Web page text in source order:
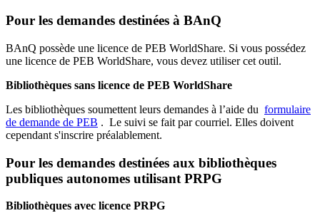
Pour les demandes destinées à BAnQ
BAnQ possède une licence de PEB WorldShare. Si vous possédez
une licence de PEB WorldShare, vous devez utiliser cet outil.
Bibliothèques sans licence de PEB WorldShare
Les bibliothèques soumettent leurs demandes à l’aide du formulaire
de demande de PEB . Le suivi se fait par courriel. Elles doivent
cependant s'inscrire préalablement.
Pour les demandes destinées aux bibliothèques
publiques autonomes utilisant PRPG
Bibliothèques avec licence PRPG